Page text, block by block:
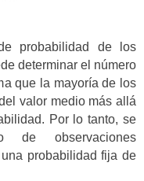
probabilidad de los
determinar el número
que la mayoría de los
valor medio más allá
Por lo tanto, se
de observaciones
probabilidad fija de